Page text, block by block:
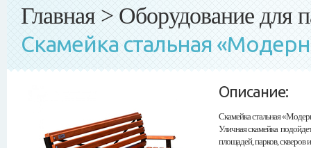
Главная > Оборудование для
Скамейка стальная
Описание:
Скамейка стальная
Уличная скамейка
площадей, парков, скверов